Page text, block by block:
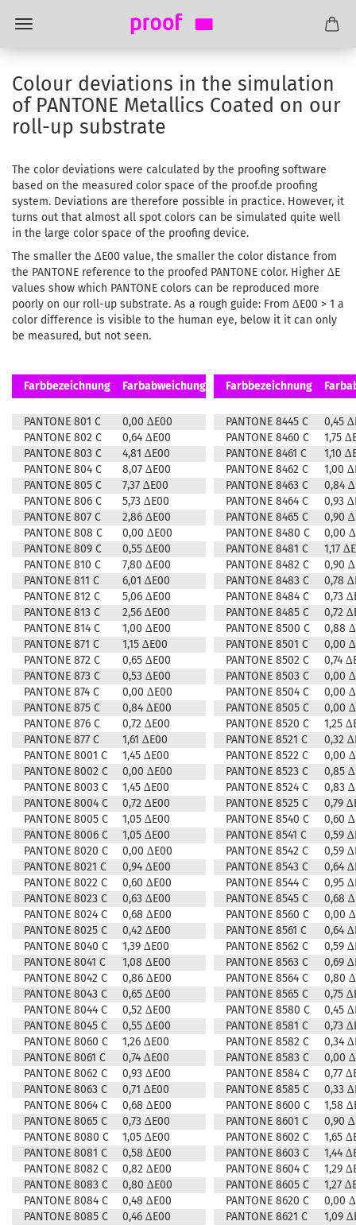
Colour deviations in the simulation
of PANTONE Metallics Coated on our
roll-up substrate
The color deviations were calculated by the proofing software
based on the measured color space of the proof.de proofing
system. Deviations are therefore possible in practice. However, it
turns out that almost all spot colors can be simulated quite well
in the large color space of the proofing device.
The smaller the ∆E00 value, the smaller the color distance from
the PANTONE reference to the proofed PANTONE color. Higher ∆E
values show which PANTONE colors can be reproduced more
poorly on our roll-up substrate. As a rough guide: From ∆E00 > 1 a
color difference is visible to the human eye, below it it can only
be measured, but not seen.
Farbbezeichnung Farbabweichung Farbbezeichnung
PANTONE 801 C 0,00 ∆E00 PANTONE 8445 C
0,45
PANTONE 802 C
0,64 ∆E00 PANTONE 8460 C
1,75
PANTONE 803 C
4,81 ∆E00 PANTONE 8461 C
1,10
PANTONE 804 C
8,07 ∆E00 PANTONE 8462 C
1,00
PANTONE 805 C
7,37 ∆E00 PANTONE 8463 C
0,84
PANTONE 806 C
5,73 ∆E00 PANTONE 8464 C
0,93
PANTONE 807 C
2,86 ∆E00 PANTONE 8465 C
0,90
PANTONE 808 C
0,00 ∆E00 PANTONE 8480 C
0,00
PANTONE 809 C
0,55 ∆E00 PANTONE 8481 C
1,17
PANTONE 810 C
7,80 ∆E00 PANTONE 8482 C
0,90
PANTONE 811 C
6,01 ∆E00 PANTONE 8483 C
0,78
PANTONE 812 C
5,06 ∆E00 PANTONE 8484 C
0,73
PANTONE 813 C
2,56 ∆E00 PANTONE 8485 C
0,72
PANTONE 814 C
1,00 ∆E00 PANTONE 8500 C
0,88
PANTONE 871 C
1,15 ∆E00 PANTONE 8501 C
0,00
PANTONE 872 C
0,65 ∆E00 PANTONE 8502 C
0,74
PANTONE 873 C
0,53 ∆E00 PANTONE 8503 C
0,00
PANTONE 874 C
0,00 ∆E00 PANTONE 8504 C
0,00
PANTONE 875 C
0,84 ∆E00 PANTONE 8505 C
0,00
PANTONE 876 C
0,72 ∆E00 PANTONE 8520 C
1,25
PANTONE 877 C
1,61 ∆E00 PANTONE 8521 C
0,32
PANTONE 8001 C
1,45 ∆E00 PANTONE 8522 C
0,00
PANTONE 8002 C
0,00 ∆E00 PANTONE 8523 C
0,85
PANTONE 8003 C
1,45 ∆E00 PANTONE 8524 C
0,83
PANTONE 8004 C
0,72 ∆E00 PANTONE 8525 C
0,79
PANTONE 8005 C
1,05 ∆E00 PANTONE 8540 C
0,60
PANTONE 8006 C
1,05 ∆E00 PANTONE 8541 C
0,59
PANTONE 8020 C
0,00 ∆E00 PANTONE 8542 C
0,59
PANTONE 8021 C
0,94 ∆E00 PANTONE 8543 C
0,64
PANTONE 8022 C
0,60 ∆E00 PANTONE 8544 C
0,95
PANTONE 8023 C
0,63 ∆E00 PANTONE 8545 C
0,68
PANTONE 8024 C
0,68 ∆E00 PANTONE 8560 C
0,00
PANTONE 8025 C
0,42 ∆E00 PANTONE 8561 C
0,64
PANTONE 8040 C
1,39 ∆E00 PANTONE 8562 C
0,59
PANTONE 8041 C
1,08 ∆E00 PANTONE 8563 C
0,69
PANTONE 8042 C
0,86 ∆E00 PANTONE 8564 C
0,80
PANTONE 8043 C
0,65 ∆E00 PANTONE 8565 C
0,75
PANTONE 8044 C
0,52 ∆E00 PANTONE 8580 C
0,45
PANTONE 8045 C
0,55 ∆E00 PANTONE 8581 C
0,73
PANTONE 8060 C
1,26 ∆E00 PANTONE 8582 C
0,34
PANTONE 8061 C
0,74 ∆E00 PANTONE 8583 C
0,00
PANTONE 8062 C
0,93 ∆E00 PANTONE 8584 C
0,77
PANTONE 8063 C
0,71 ∆E00 PANTONE 8585 C
0,33
PANTONE 8064 C
0,68 ∆E00 PANTONE 8600 C
1,58
PANTONE 8065 C
0,73 ∆E00 PANTONE 8601 C
0,90
PANTONE 8080 C
1,05 ∆E00 PANTONE 8602 C
1,65
PANTONE 8081 C
0,58 ∆E00 PANTONE 8603 C
1,44
PANTONE 8082 C
0,82 ∆E00 PANTONE 8604 C
1,29
PANTONE 8083 C
0,80 ∆E00 PANTONE 8605 C
1,27
PANTONE 8084 C
0,48 ∆E00 PANTONE 8620 C
0,00
PANTONE 8085 C
0,46 ∆E00 PANTONE 8621 C
1,09